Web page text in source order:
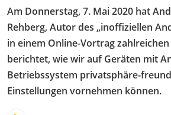
Am Donnerstag, 7. Mai 2020 hat
Rehberg, Autor des „inoffiziellen
in einem Online-Vortrag
berichtet, wie wir auf Geräten mit
Betriebssystem privatsphäre-
Einstellungen vornehmen können.